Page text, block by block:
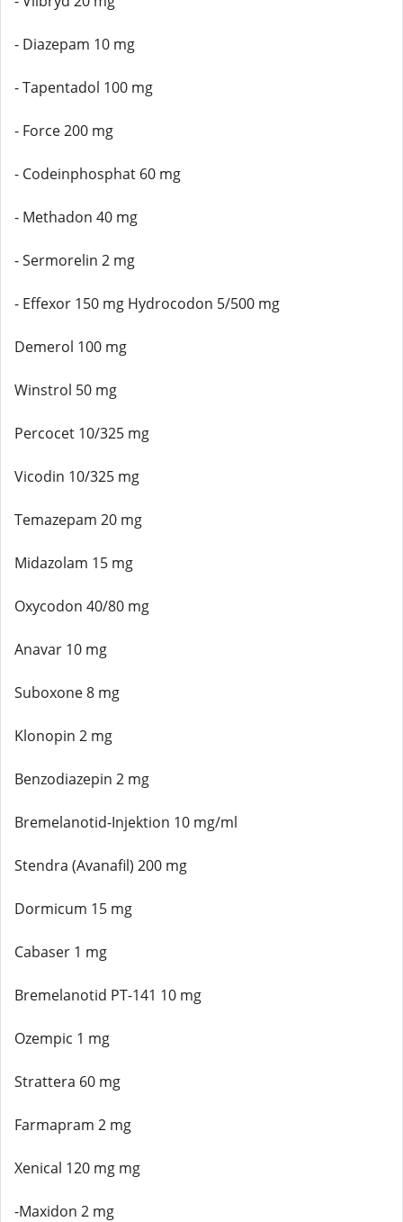
- Diazepam 10 mg
- Tapentadol 100 mg
- Force 200 mg
- Codeinphosphat 60 mg
- Methadon 40 mg
- Sermorelin 2 mg
- Effexor 150 mg Hydrocodon 5/500 mg
Demerol 100 mg
Winstrol 50 mg
Percocet 10/325 mg
Vicodin 10/325 mg
Temazepam 20 mg
Midazolam 15 mg
Oxycodon 40/80 mg
Anavar 10 mg
Suboxone 8 mg
Klonopin 2 mg
Benzodiazepin 2 mg
Bremelanotid-Injektion 10 mg/ml
Stendra (Avanafil) 200 mg
Dormicum 15 mg
Cabaser 1 mg
Bremelanotid PT-141 10 mg
Ozempic 1 mg
Strattera 60 mg
Farmapram 2 mg
Xenical 120 mg mg
-Maxidon 2 mg